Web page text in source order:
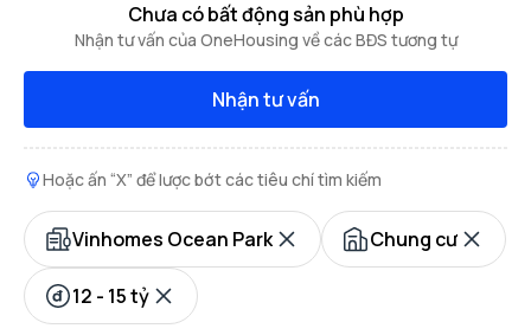
Chưa có bất động sản phù hợp
Nhận tư vấn của OneHousing về các BĐS tương tự
Nhận tư vấn
Hoặc ấn “X” để lược bớt các tiêu chí tìm kiếm
Vinhomes Ocean Park Chung cư
12 - 15 tỷ